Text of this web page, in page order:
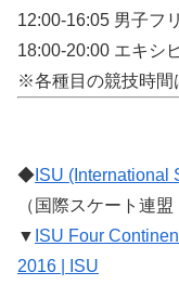
12:00-16:05 男子フ
18:00-20:00 エキシ
※各種目の競技時間
◆ ISU (International
（国際スケート連
▼ ISU Four
2016 | ISU